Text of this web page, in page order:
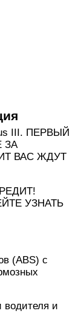
III. ПЕРВЫЙ
ЗА
ВАС ЖДУТ
УЗНАТЬ
(ABS) с
водителя и